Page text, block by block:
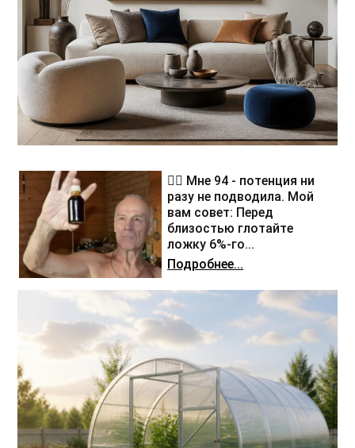
❤️‍🔥 Мне 94 - потенция ни
разу не подводила. Мой
вам совет: Перед
близостью глотайте
ложку 6%-го...
Подробнее...